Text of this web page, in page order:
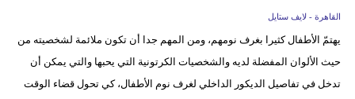
القاهرة - لايف ستايل
يهتمّ الأطفال كثيرا بغرف نومهم، ومن المهم جدا أن تكون ملائمة لشخصيته من
حيث الألوان المفضلة لديه والشخصيات الكرتونية التي يحبها والتي يمكن أن
تدخل في تفاصيل الديكور الداخلي لغرف نوم الأطفال، كي تحول قضاء الوقت